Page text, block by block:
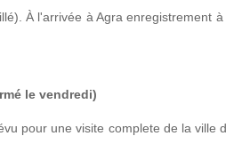
À l'arrivée à Agra enregistrement
le vendredi)
pour une visite complete de la ville